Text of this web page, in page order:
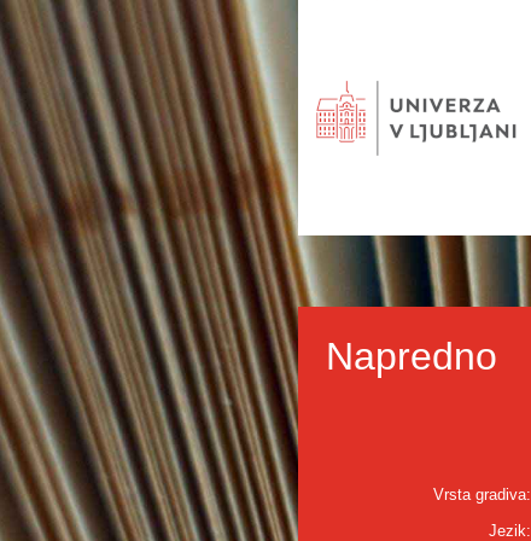
Napredno
Vrsta gradiva:
Jezik: